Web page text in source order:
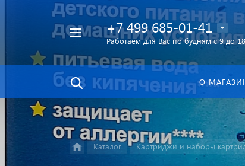
в каталоге
Найти
+7 499 685-01-41
Работаем для Вас по будням с 9 до
О
Каталог Картриджи и наборы